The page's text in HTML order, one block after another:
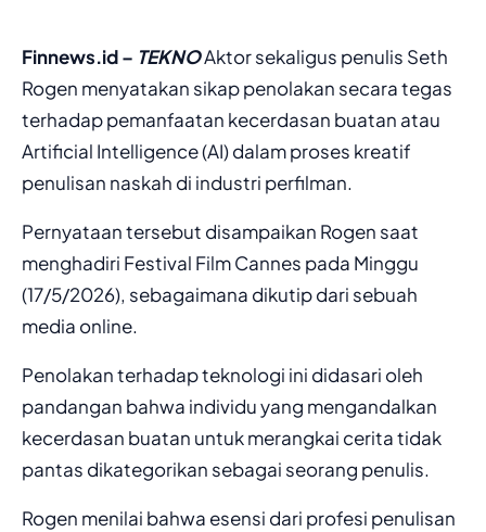
Finnews.id – TEKNOAktor sekaligus penulis Seth
Rogen menyatakan sikap penolakan secara tegas
terhadap pemanfaatan kecerdasan buatan atau
Artificial Intelligence (AI) dalam proses kreatif
penulisan naskah di industri perfilman.
Pernyataan tersebut disampaikan Rogen saat
menghadiri Festival Film Cannes pada Minggu
(17/5/2026), sebagaimana dikutip dari sebuah
media online.
Penolakan terhadap teknologi ini didasari oleh
pandangan bahwa individu yang mengandalkan
kecerdasan buatan untuk merangkai cerita tidak
pantas dikategorikan sebagai seorang penulis.
Rogen menilai bahwa esensi dari profesi penulisan